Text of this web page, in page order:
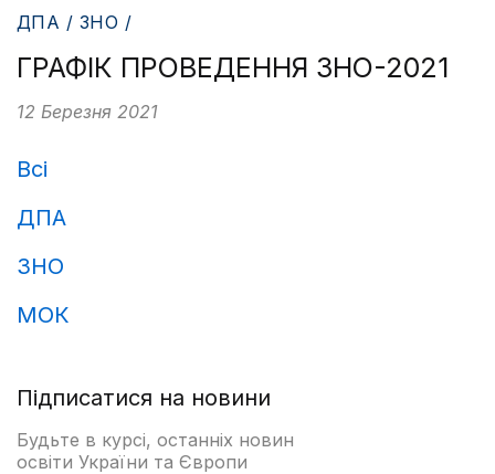
ДПА / ЗНО /
ГРАФІК ПРОВЕДЕННЯ ЗНО-2021
12 Березня 2021
Всі
ДПА
ЗНО
МОК
Підписатися на новини
Будьте в курсі, останніх новин
освіти України та Європи